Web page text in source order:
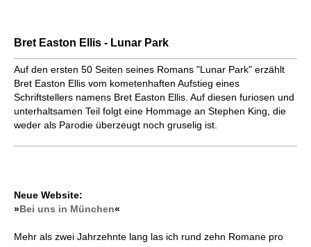
Bret Easton Ellis - Lunar Park
Auf den ersten 50 Seiten seines Romans "Lunar Park" erzählt
Bret Easton Ellis vom kometenhaften Aufstieg eines
Schriftstellers namens Bret Easton Ellis. Auf diesen furiosen und
unterhaltsamen Teil folgt eine Hommage an Stephen King, die
weder als Parodie überzeugt noch gruselig ist.
Neue Website:
»Bei uns in München«
Mehr als zwei Jahrzehnte lang las ich rund zehn Romane pro